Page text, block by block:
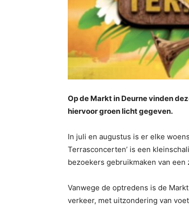
Op de Markt in Deurne vinden
hiervoor groen licht gegeven.
In juli en augustus is er elke
Terrasconcerten’ is een
bezoekers gebruikmaken van
Vanwege de optredens is de
verkeer, met uitzondering van